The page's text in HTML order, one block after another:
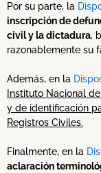
Por su parte, la
inscripción de
civil y la dictadura,
razonablemente su
Además, en la
Instituto Nacional
y de identificación
Registros Civiles.
Finalmente, en la
aclaración